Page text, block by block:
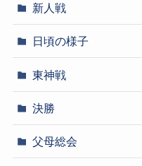
新人戦
日頃の様子
東神戦
決勝
父母総会